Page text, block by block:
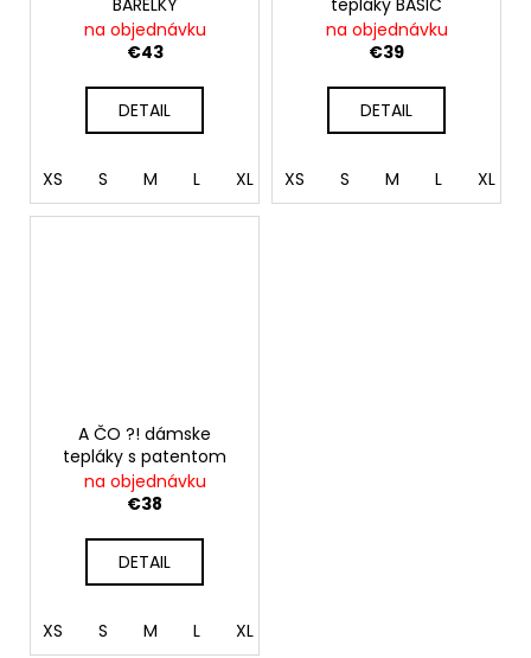
BARELKY
na objednávku
€43
DETAIL
XS S M L XL XXL
tepláky BASIC
na objednávku
€39
DETAIL
XS S M L XL
A ČO ?! dámske
tepláky s patentom
na objednávku
€38
DETAIL
XS S M L XL